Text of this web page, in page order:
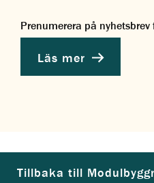
Prenumerera på
Läs mer
Tillbaka till